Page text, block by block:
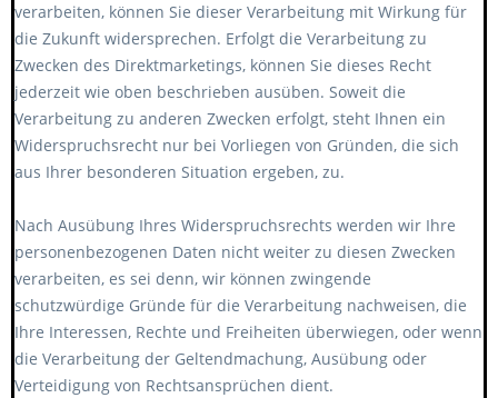
verarbeiten, können Sie dieser Verarbeitung mit Wirkung für
die Zukunft widersprechen. Erfolgt die Verarbeitung zu
Zwecken des Direktmarketings, können Sie dieses Recht
jederzeit wie oben beschrieben ausüben. Soweit die
Verarbeitung zu anderen Zwecken erfolgt, steht Ihnen ein
Widerspruchsrecht nur bei Vorliegen von Gründen, die sich
aus Ihrer besonderen Situation ergeben, zu.
Nach Ausübung Ihres Widerspruchsrechts werden wir Ihre
personenbezogenen Daten nicht weiter zu diesen Zwecken
verarbeiten, es sei denn, wir können zwingende
schutzwürdige Gründe für die Verarbeitung nachweisen, die
Ihre Interessen, Rechte und Freiheiten überwiegen, oder wenn
die Verarbeitung der Geltendmachung, Ausübung oder
Verteidigung von Rechtsansprüchen dient.